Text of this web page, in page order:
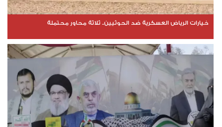
خيارات الرياض العسكرية ضد الحوثيين.. ثلاثة محاور محتملة